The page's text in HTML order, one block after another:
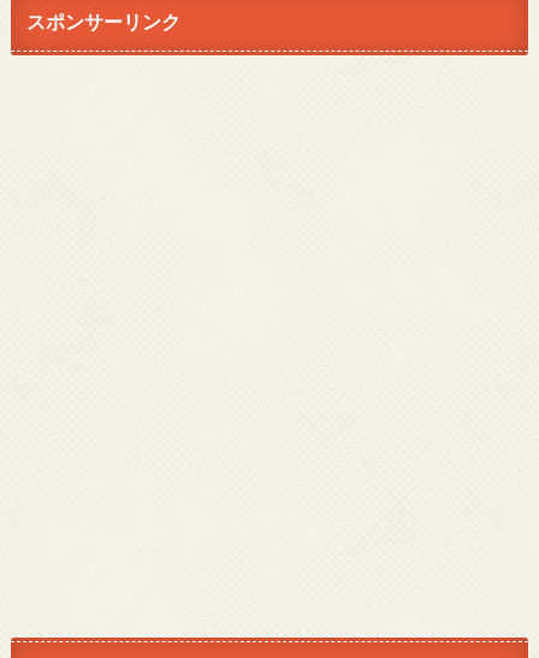
スポンサーリンク